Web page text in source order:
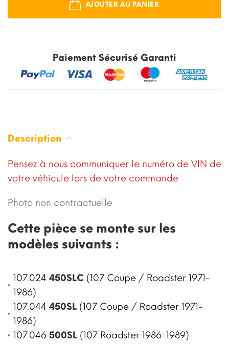
AJOUTER AU PANIER
Paiement Sécurisé Garanti
Description
Pensez à nous communiquer le numéro de VIN de
votre véhicule lors de votre commande
Photo non contractuelle
Cette pièce se monte sur les
modèles suivants :
107.024 450SLC (107 Coupe / Roadster 1971-
1986)
107.044 450SL (107 Coupe / Roadster 1971-
1986)
107.046 500SL (107 Roadster 1986-1989)